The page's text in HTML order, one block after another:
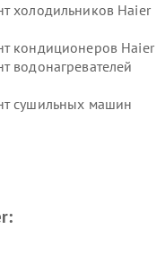
холодильников Haier
кондиционеров Haier
водонагревателей
сушильных машин
посудомоечных